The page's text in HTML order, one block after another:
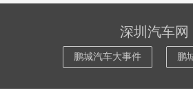
深圳汽车网
鹏城汽车大事件 鹏